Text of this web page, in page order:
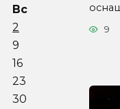
9
Вс
2
9
16
23
30